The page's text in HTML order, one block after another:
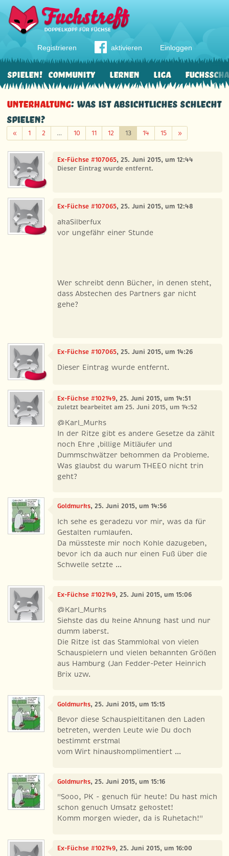
Registrieren aktivieren Einloggen
Community Lernen Liga
Spielen!
Unterhaltung: Was ist absichtliches schlecht
spielen?
«Zurück
1 2 … 10 11 12 13 14 15 »Weiter
Ex-Füchse #107065, 25. Juni 2015, um 12:44
Dieser Eintrag wurde entfernt.
Ex-Füchse #107065, 25. Juni 2015, um 12:48
akaSilberfux
vor ungefähr einer Stunde
Wer schreibt denn Bücher, in denen steht,
dass Abstechen des Partners gar nicht
gehe?
Ex-Füchse #107065, 25. Juni 2015, um 14:26
Dieser Eintrag wurde entfernt.
Ex-Füchse #102149, 25. Juni 2015, um 14:51
zuletzt bearbeitet am 25. Juni 2015, um 14:52
@Karl_Murks
In der Ritze gibt es andere Gesetze da zählt
noch Ehre ,billige Mitläufer und
Dummschwätzer bekommen da Probleme.
Was glaubst du warum THEEO nicht trin
geht?
Goldmurks, 25. Juni 2015, um 14:56
Ich sehe es geradezu vor mir, was da für
Gestalten rumlaufen.
Da müssteste mir noch Kohle dazugeben,
bevor ich da auch nur einen Fuß über die
Schwelle setzte ...
Ex-Füchse #102149, 25. Juni 2015, um 15:06
@Karl_Murks
Siehste das du keine Ahnung hast und nur
dumm laberst.
Die Ritze ist das Stammlokal von vielen
Schauspielern und vielen bekannten Größen
aus Hamburg (Jan Fedder-Peter Heinrich
Brix uzw.
Goldmurks, 25. Juni 2015, um 15:15
Bevor diese Schauspieltitanen den Laden
betreten, werden Leute wie Du doch
bestimmt erstmal
vom Wirt hi­n­aus­kom­pli­men­tie­rt ...
Goldmurks, 25. Juni 2015, um 15:16
"Sooo, PK - genuch für heute! Du hast mich
schon genuch Umsatz gekostet!
Komm morgen wieder, da is Ruhetach!"
Ex-Füchse #102149, 25. Juni 2015, um 16:00